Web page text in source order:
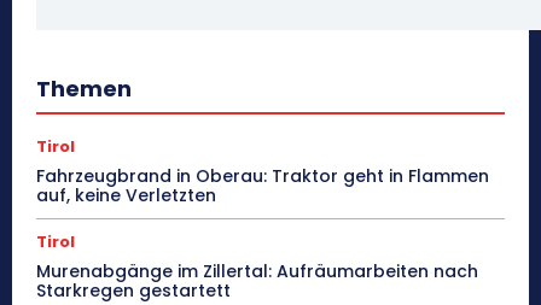
Themen
Tirol
Fahrzeugbrand in Oberau: Traktor geht in Flammen
auf, keine Verletzten
Tirol
Murenabgänge im Zillertal: Aufräumarbeiten nach
Starkregen gestartett